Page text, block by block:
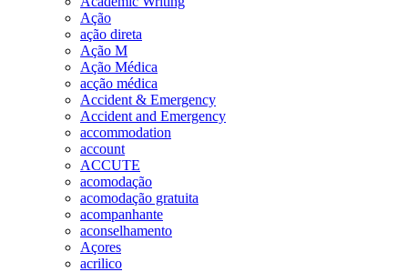
Ação
ação direta
Ação M
Ação Médica
acção médica
Accident & Emergency
Accident and Emergency
accommodation
account
ACCUTE
acomodação
acomodação gratuita
acompanhante
aconselhamento
Açores
acrilico